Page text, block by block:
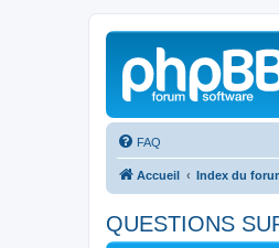
FAQ
Accueil Index du
QUESTIONS